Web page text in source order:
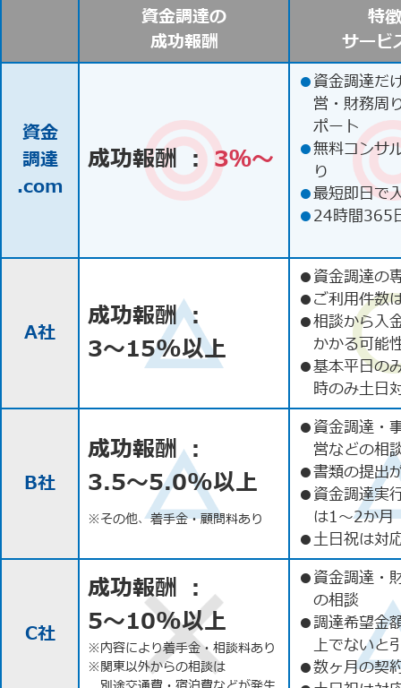
資金調達の
成功報酬
特
サービ
資金
調達
.com
成功報酬 ： 3％〜
●資金調達だ
営・財務周
ポート
●無料コンサ
り
●最短即日で
●24時間365
A社
成功報酬 ：
3〜15%以上
●資金調達の
●ご利用件数
●相談から入
かかる可能
●基本平日の
時のみ土日
B社
成功報酬 ：
3.5〜5.0%以上
※その他、着手金・顧問料あり
●資金調達・
営などの相
●書類の提出
●資金調達実
は1〜2か月
●土日祝は対
C社
成功報酬 ：
5〜10%以上
※内容により着手金・相談料あり
※関東以外からの相談は
●資金調達・
の相談
●調達希望金
上でないと
●数ヶ月の契